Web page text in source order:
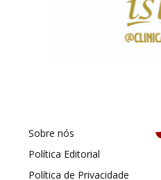
Sobre nós
Política Editorial
Política de Privacidade